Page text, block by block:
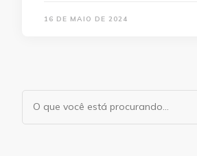
16 DE MAIO DE 2024
Procurando
algo?